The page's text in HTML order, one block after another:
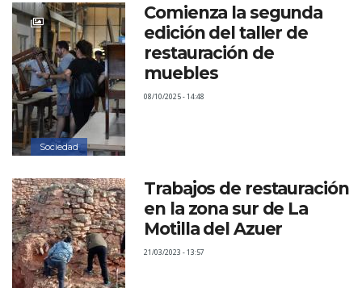
Sociedad
Comienza la segunda
edición del taller de
restauración de
muebles
08/10/2025 - 14:48
Trabajos de restauración
en la zona sur de La
Motilla del Azuer
21/03/2023 - 13:57